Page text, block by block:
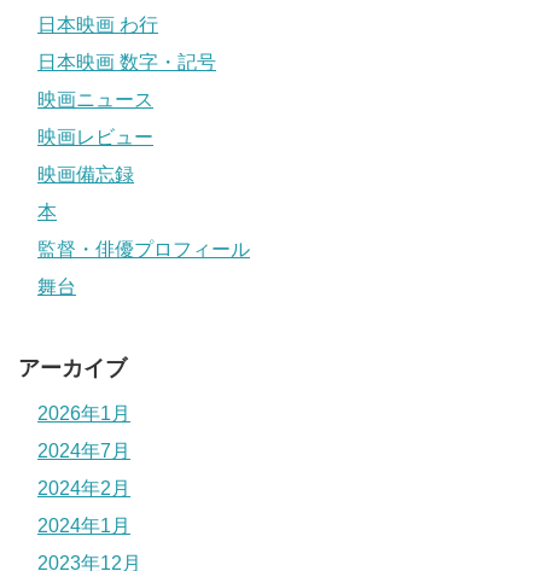
日本映画 わ行
日本映画 数字・記号
映画ニュース
映画レビュー
映画備忘録
本
監督・俳優プロフィール
舞台
アーカイブ
2026年1月
2024年7月
2024年2月
2024年1月
2023年12月